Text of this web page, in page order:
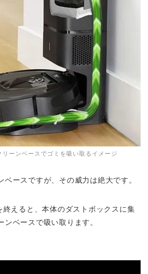
リーンベースでゴミを吸い取るイメージ
ベースですが、その威力は絶大です。
終えると、本体のダストボックスに集
ンベースで吸い取ります。